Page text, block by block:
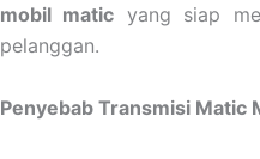
mobil matic yang siap
pelanggan.
Penyebab Transmisi Matic